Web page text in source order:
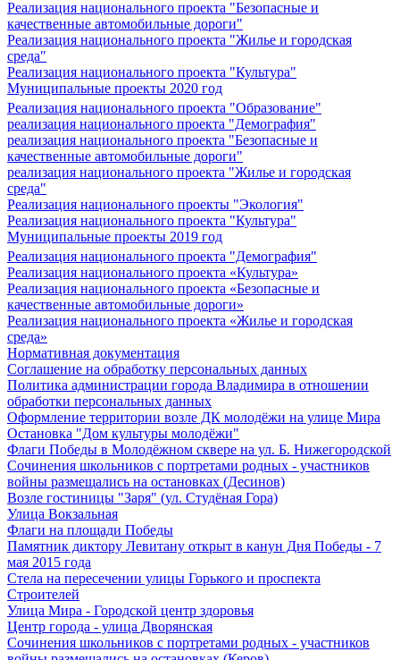
Реализация национального проекта "Безопасные и
качественные автомобильные дороги"
Реализация национального проекта "Жилье и городская
среда"
Реализация национального проекта "Культура"
Муниципальные проекты 2020 год
Реализация национального проекта "Образование"
реализация национального проекта "Демография"
реализация национального проекта "Безопасные и
качественные автомобильные дороги"
реализация национального проекта "Жилье и городская
среда"
Реализация национального проекты "Экология"
Реализация национального проекта "Культура"
Муниципальные проекты 2019 год
Реализация национального проекта "Демография"
Реализация национального проекта «Культура»
Реализация национального проекта «Безопасные и
качественные автомобильные дороги»
Реализация национального проекта «Жилье и городская
среда»
Нормативная документация
Соглашение на обработку персональных данных
Политика администрации города Владимира в отношении
обработки персональных данных
Оформление территории возле ДК молодёжи на улице Мира
Остановка "Дом культуры молодёжи"
Флаги Победы в Молодёжном сквере на ул. Б. Нижегородской
Сочинения школьников с портретами родных - участников
войны размещались на остановках (Десинов)
Возле гостиницы "Заря" (ул. Студёная Гора)
Улица Вокзальная
Флаги на площади Победы
Памятник диктору Левитану открыт в канун Дня Победы - 7
мая 2015 года
Стела на пересечении улицы Горького и проспекта
Строителей
Улица Мира - Городской центр здоровья
Центр города - улица Дворянская
Сочинения школьников с портретами родных - участников